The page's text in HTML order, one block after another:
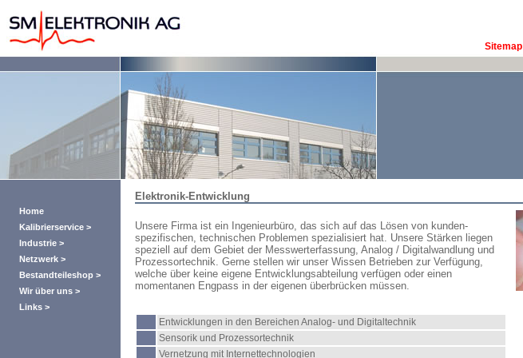
Sitemap
Home
Kalibrierservice >
Industrie >
Netzwerk >
Bestandteileshop >
Wir über uns >
Links >
Elektronik-Entwicklung
Unsere Firma ist ein Ingenieurbüro, das sich auf das Lösen von kunden-
spezifischen, technischen Problemen spezialisiert hat. Unsere Stärken liegen
speziell auf dem Gebiet der Messwerterfassung, Analog / Digitalwandlung und
Prozessortechnik. Gerne stellen wir unser Wissen Betrieben zur Verfügung,
welche über keine eigene Entwicklungsabteilung verfügen oder einen
momentanen Engpass in der eigenen überbrücken müssen.
Entwicklungen in den Bereichen Analog- und Digitaltechnik
Sensorik und Prozessortechnik
Vernetzung mit Internettechnologien